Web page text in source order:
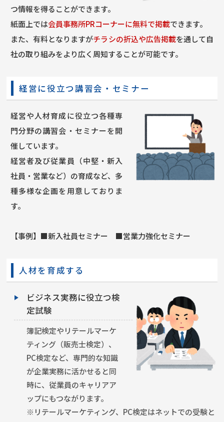
つ情報を得ることができます。
紙面上では会員事務所PRコーナーに無料で掲載できます。
また、有料となりますがチラシの折込や広告掲載を通して自
社の取り組みをより広く周知することが可能です。
経営に役立つ講習会・セミナー
経営や人材育成に役立つ各種専
門分野の講習会・セミナーを開
催しています。
経営者及び従業員（中堅・新入
社員・営業など）の育成など、多
種多様な企画を用意しておりま
す。
【事例】■新入社員セミナー ■営業力強化セミナー
人材を育成する
ビジネス実務に役立つ検
定試験
簿記検定やリテールマーケ
ティング（販売士検定）、
PC検定など、専門的な知識
が企業実務に活かせると同
時に、従業員のキャリアア
ップにもつながります。
※リテールマーケティング、PC検定はネットでの受験と